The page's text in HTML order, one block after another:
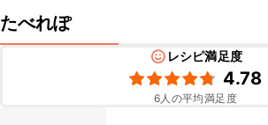
たべれぽ
レシピ満足度
4.78
6人の平均満足度